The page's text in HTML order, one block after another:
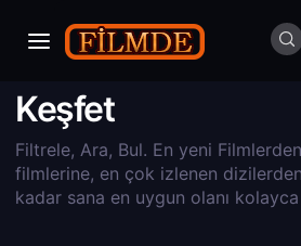
Keşfet
Filtrele, Ara, Bul. En yeni
filmlerine, en çok izlenen
kadar sana en uygun olanı